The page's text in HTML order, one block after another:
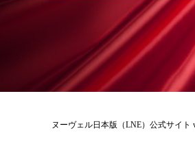
ヌーヴェル日本版（LNE）公式サイト